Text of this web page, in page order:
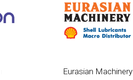
Eurasian Machinery